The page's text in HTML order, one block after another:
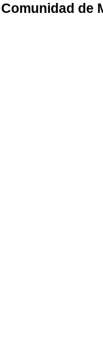
de